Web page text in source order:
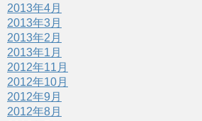
2013年4月
2013年3月
2013年2月
2013年1月
2012年11月
2012年10月
2012年9月
2012年8月